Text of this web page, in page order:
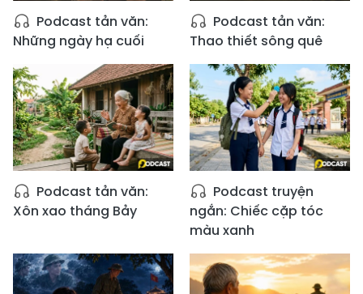
Podcast tản văn:
Những ngày hạ cuối
Podcast tản văn:
Thao thiết sông quê
Podcast tản văn:
Xôn xao tháng Bảy
Podcast truyện
ngắn: Chiếc cặp tóc
màu xanh